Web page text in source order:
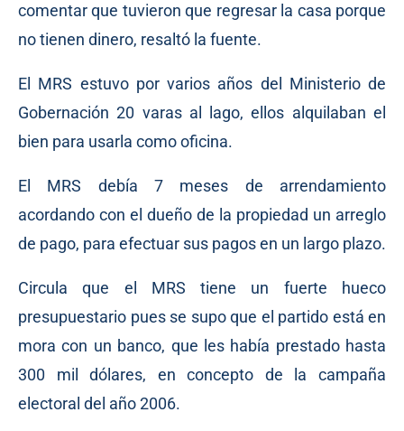
comentar que tuvieron que regresar la casa porque
no tienen dinero, resaltó la fuente.
El MRS estuvo por varios años del Ministerio de
Gobernación 20 varas al lago, ellos alquilaban el
bien para usarla como oficina.
El MRS debía 7 meses de arrendamiento
acordando con el dueño de la propiedad un arreglo
de pago, para efectuar sus pagos en un largo plazo.
Circula que el MRS tiene un fuerte hueco
presupuestario pues se supo que el partido está en
mora con un banco, que les había prestado hasta
300 mil dólares, en concepto de la campaña
electoral del año 2006.